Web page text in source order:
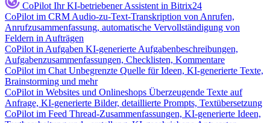
CoPilot Ihr KI-betriebener Assistent in Bitrix24
CoPilot im CRM Audio-zu-Text-Transkription von Anrufen,
Anrufzusammenfassung, automatische Vervollständigung von
Feldern in Aufträgen
CoPilot in Aufgaben KI-generierte Aufgabenbeschreibungen,
Aufgabenzusammenfassungen, Checklisten, Kommentare
CoPilot im Chat Unbegrenzte Quelle für Ideen, KI-generierte Texte,
Brainstorming und mehr
CoPilot in Websites und Onlineshops Überzeugende Texte auf
Anfrage, KI-generierte Bilder, detaillierte Prompts, Textübersetzung
CoPilot im Feed Thread-Zusammenfassungen, KI-generierte Ideen,